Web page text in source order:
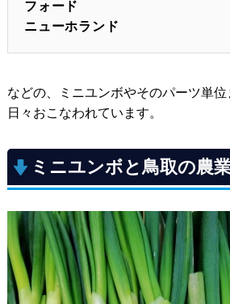
フォード
ニューホランド
などの、ミニユンボやそのパーツ単
日々おこなわれています。
ミニユンボと鳥取の農